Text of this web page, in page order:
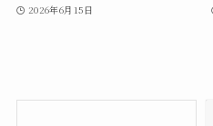
2026年6月15日